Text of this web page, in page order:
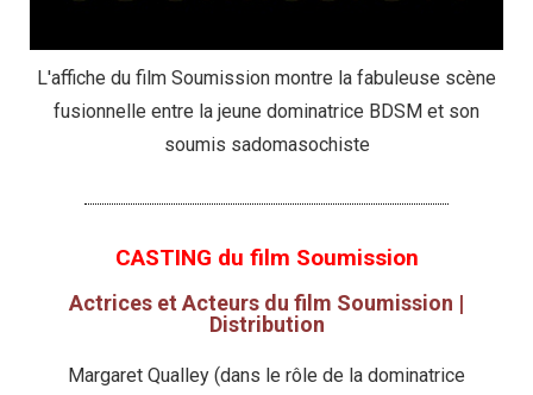
L'affiche du film Soumission montre la fabuleuse scène
fusionnelle entre la jeune dominatrice BDSM et son
soumis sadomasochiste
CASTING du film Soumission
Actrices et Acteurs du film Soumission |
Distribution
Margaret Qualley (dans le rôle de la dominatrice